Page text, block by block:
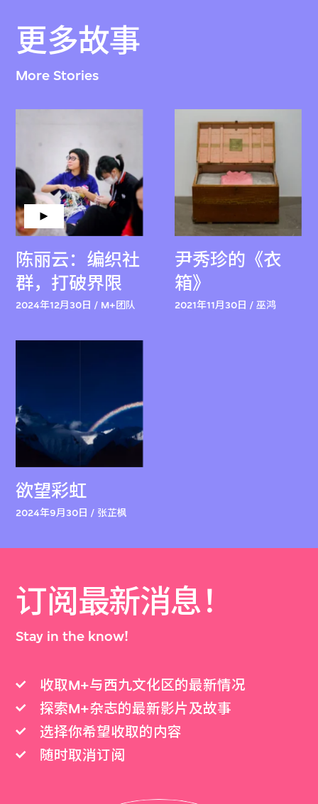
更多故事
More Stories
陈丽云：编织社
群，打破界限
2024年12月30日 / M+团队
尹秀珍的《衣
箱》
2021年11月30日 / 巫鸿
欲望彩虹
2024年9月30日 / 张芷枫
订阅最新消息！
Stay in the know!
收取M+与西九文化区的最新情况
探索M+杂志的最新影片及故事
选择你希望收取的内容
随时取消订阅